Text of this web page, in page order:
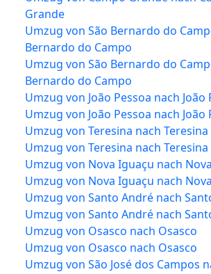
Grande
Umzug von São Bernardo do
Bernardo do Campo
Umzug von São Bernardo do
Bernardo do Campo
Umzug von João Pessoa nach João
Umzug von João Pessoa nach João
Umzug von Teresina nach Teresina
Umzug von Teresina nach Teresina
Umzug von Nova Iguaçu nach
Umzug von Nova Iguaçu nach
Umzug von Santo André nach
Umzug von Santo André nach
Umzug von Osasco nach Osasco
Umzug von Osasco nach Osasco
Umzug von São José dos Campos